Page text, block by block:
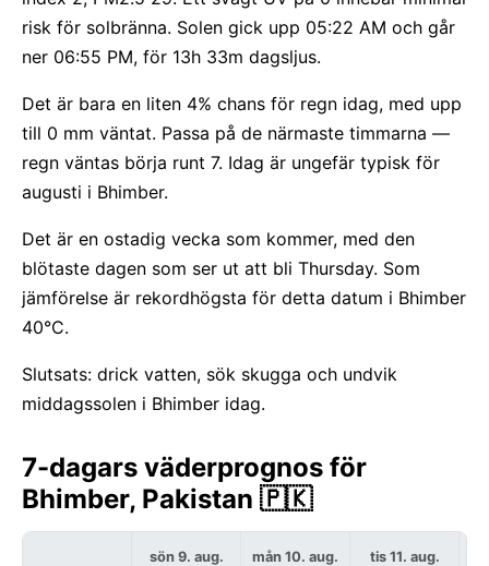
risk för solbränna. Solen gick upp 05:22 AM och går
ner 06:55 PM, för 13h 33m dagsljus.
Det är bara en liten 4% chans för regn idag, med upp
till 0 mm väntat. Passa på de närmaste timmarna —
regn väntas börja runt 7. Idag är ungefär typisk för
augusti i Bhimber.
Det är en ostadig vecka som kommer, med den
blötaste dagen som ser ut att bli Thursday. Som
jämförelse är rekordhögsta för detta datum i Bhimber
40°C.
Slutsats: drick vatten, sök skugga och undvik
middagssolen i Bhimber idag.
7-dagars väderprognos för
Bhimber, Pakistan 🇵🇰
sön 9. aug. mån 10. aug. tis 11. aug.